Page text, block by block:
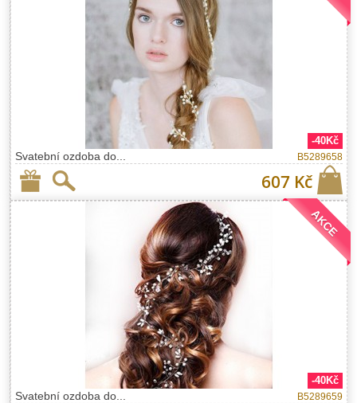
Svatební ozdoba do...
-40Kč
B5289658
607 Kč
Svatební ozdoba do...
-40Kč
B5289659
AKCE